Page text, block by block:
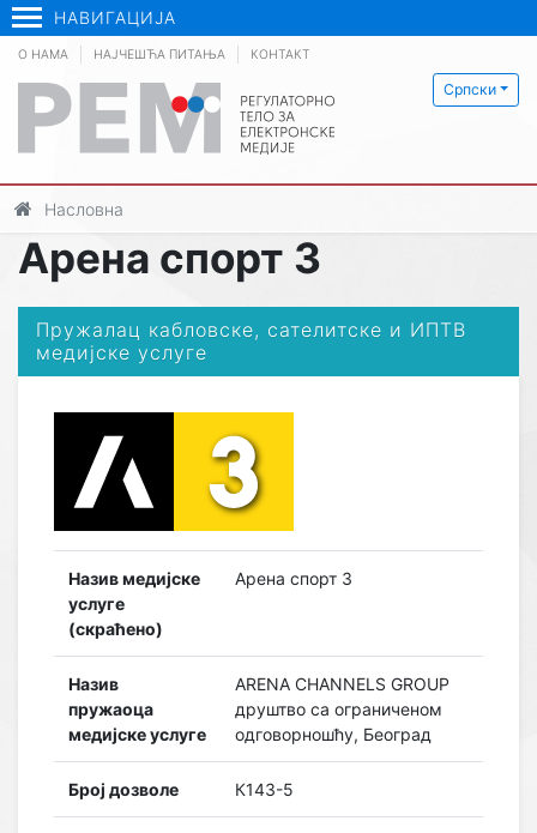
НАВИГАЦИЈА
Српски
О НАМА НАЈЧЕШЋА ПИТАЊА КОНТАКТ
Насловна
Арена спорт 3
Пружалац кабловске, сателитске и ИПТВ
медијске услуге
Назив медијске
услуге
(скраћено)
Арена спорт 3
Назив
пружаоца
медијске услуге
ARENA CHANNELS GROUP
друштво са ограниченом
одговорношћу, Београд
Број дозволе К143-5